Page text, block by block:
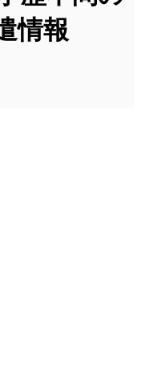
情報